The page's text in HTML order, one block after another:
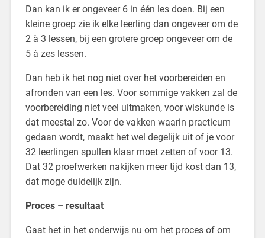
Dan kan ik er ongeveer 6 in één les doen. Bij een
kleine groep zie ik elke leerling dan ongeveer om de
2 à 3 lessen, bij een grotere groep ongeveer om de
5 à zes lessen.
Dan heb ik het nog niet over het voorbereiden en
afronden van een les. Voor sommige vakken zal de
voorbereiding niet veel uitmaken, voor wiskunde is
dat meestal zo. Voor de vakken waarin practicum
gedaan wordt, maakt het wel degelijk uit of je voor
32 leerlingen spullen klaar moet zetten of voor 13.
Dat 32 proefwerken nakijken meer tijd kost dan 13,
dat moge duidelijk zijn.
Proces – resultaat
Gaat het in het onderwijs nu om het proces of om